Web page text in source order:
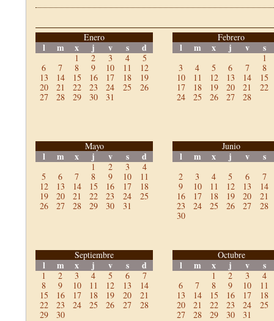
Enero
l m x j v s d
1 2 3 4
5
6
7 8 9 10 11
12
13
14 15 16 17 18
19
20
21 22 23 24 25
26
27
28 29 30 31
Febrero
l m x j v s
1
3
4 5 6 7
8
10
11 12 13 14
15
17
18 19 20 21
22
24
25 26 27 28
Mayo
l m x j v s d
1 2 3
4
5
6 7 8 9 10
11
12
13 14 15 16 17
18
19
20 21 22 23 24
25
26
27 28 29 30 31
Junio
l m x j v s
2 3 4 5 6
7
9
10 11 12 13
14
16
17 18 19 20
21
23
24 25 26 27
28
30
Septiembre
l m x j v s d
1 2 3 4 5 6
7
8
9 10 11 12 13
14
15
16 17 18 19 20
21
22
23 24 25 26 27
28
29
30
Octubre
l m x j v s
1 2 3
4
6
7 8 9 10
11
13
14 15 16 17
18
20
21 22 23 24
25
27
28 29 30 31